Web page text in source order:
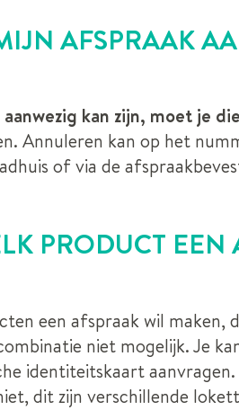
AFSPRAAK
kan zijn, moet je
Annuleren kan op het
of via de
PRODUCT EEN
een afspraak wil maken,
niet mogelijk. Je
identiteitskaart
dit zijn verschillende